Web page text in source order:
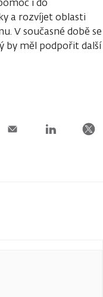
a rozvíjet oblasti
V současné době se
by měl podpořit další